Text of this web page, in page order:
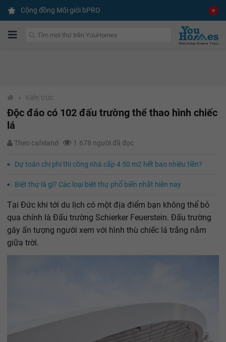
Cộng đồng Môi giới bPRO
› Kiến trúc
Độc đáo có 102 đấu trường thể thao hình chiếc
lá
Theo cafeland 1.678 người đã đọc
Dự toán chi phí thi công nhà cấp 4 50 m2 hết bao nhiêu tiền?
Biệt thự là gì? Các loại biệt thự phổ biến nhất hiện nay
Tại Đức khi tới du lịch có một địa điểm bạn không thể bỏ
qua chính là Đấu trường Schierker Feuerstein. Đấu trường
gây ấn tượng người xem với hình thù chiếc lá trắng nằm
giữa trời.